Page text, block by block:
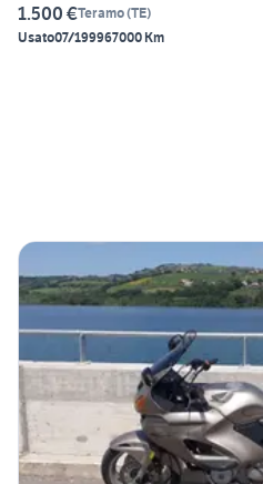
1.500 €Teramo(TE)
Usato07/199967000 Km